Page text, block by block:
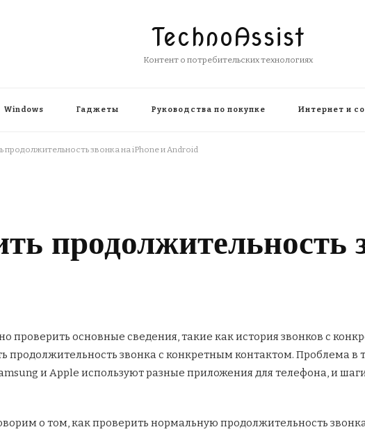
TechnoAssist
Контент о потребительских технологиях
Windows Гаджеты Руководства по покупке Интернет и
продолжительность звонка на iPhone и Android
продолжительность
проверить основные сведения, такие как история звонков с
продолжительность звонка с конкретным контактом. Проблема в
и Apple используют разные приложения для телефона, и
о том, как проверить нормальную продолжительность